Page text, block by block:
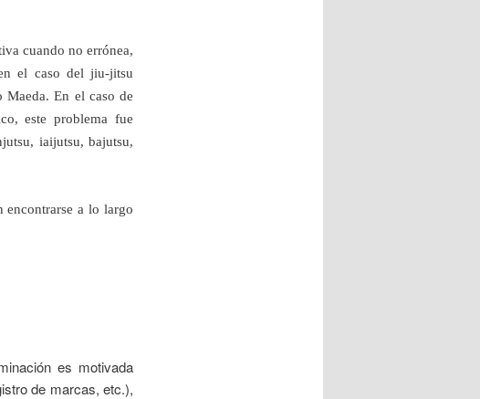
cuando no errónea,
el caso del jiu-jitsu
En el caso de
este problema fue
iaijutsu, bajutsu,
encontrarse a lo largo
es motivada
de marcas, etc.),